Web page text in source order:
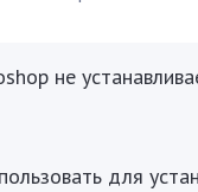
не
для